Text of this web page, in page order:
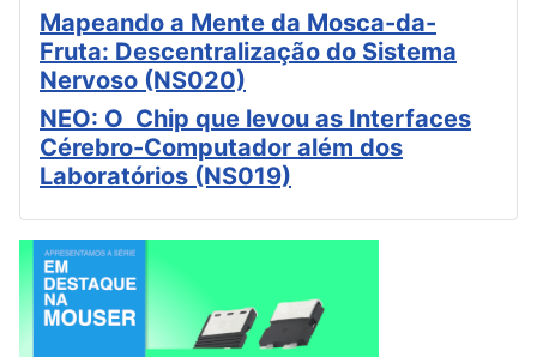
Mapeando a Mente da Mosca-da-
Fruta: Descentralização do Sistema
Nervoso (NS020)
NEO: O Chip que levou as Interfaces
Cérebro-Computador além dos
Laboratórios (NS019)